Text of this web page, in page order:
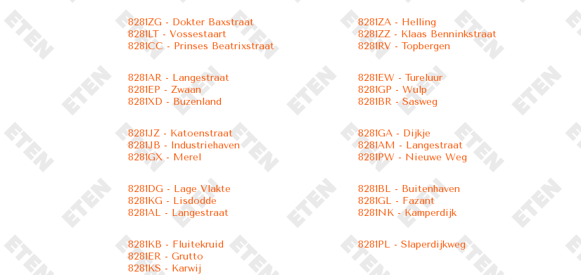
8281ZG - Dokter Baxstraat
8281LT - Vossestaart
8281CC - Prinses Beatrixstraat
8281ZA - Helling
8281ZZ - Klaas Benninkstraat
8281RV - Topbergen
8281AR - Langestraat
8281EP - Zwaan
8281XD - Buzenland
8281EW - Tureluur
8281GP - Wulp
8281BR - Sasweg
8281JZ - Katoenstraat
8281JB - Industriehaven
8281GX - Merel
8281GA - Dijkje
8281AM - Langestraat
8281PW - Nieuwe Weg
8281DG - Lage Vlakte
8281KG - Lisdodde
8281AL - Langestraat
8281BL - Buitenhaven
8281GL - Fazant
8281NK - Kamperdijk
8281KB - Fluitekruid
8281ER - Grutto
8281KS - Karwij
8281PL - Slaperdijkweg